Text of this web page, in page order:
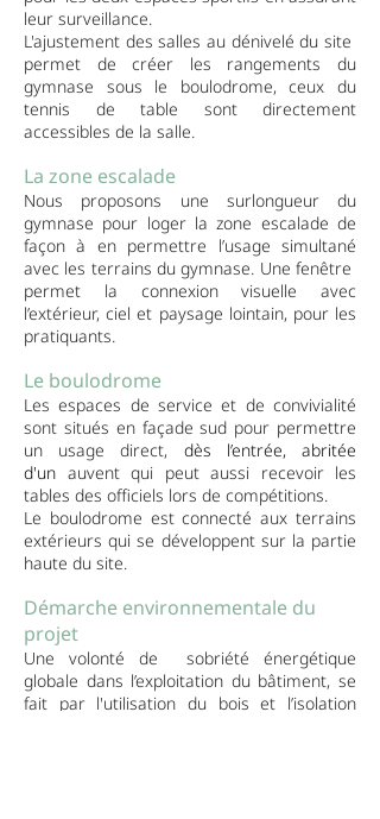
leur surveillance.
L'ajustement des salles au dénivelé du site
permet de créer les rangements du
gymnase sous le boulodrome, ceux du
tennis de table sont directement
accessibles de la salle.
La zone escalade
Nous proposons une surlongueur du
gymnase pour loger la zone escalade de
façon à en permettre l’usage simultané
avec les terrains du gymnase. Une fenêtre
permet la connexion visuelle avec
l’extérieur, ciel et paysage lointain, pour les
pratiquants.
Le boulodrome
Les espaces de service et de convivialité
sont situés en façade sud pour permettre
un usage direct, dès l’entrée, abritée
d'un auvent qui peut aussi recevoir les
tables des officiels lors de compétitions.
Le boulodrome est connecté aux terrains
extérieurs qui se développent sur la partie
haute du site.
Démarche environnementale du
projet
Une volonté de sobriété énergétique
globale dans l’exploitation du bâtiment, se
fait par l'utilisation du bois et l’isolation